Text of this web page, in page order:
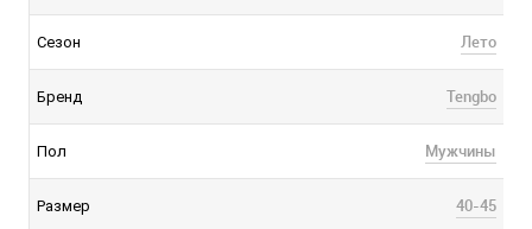
Сезон Лето
Бренд Tengbo
Пол Мужчины
Размер 40-45